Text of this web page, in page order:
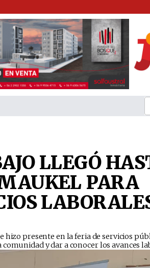
LLEGÓ
PARA
hizo presente en la feria de servicios
y dar a conocer los avances